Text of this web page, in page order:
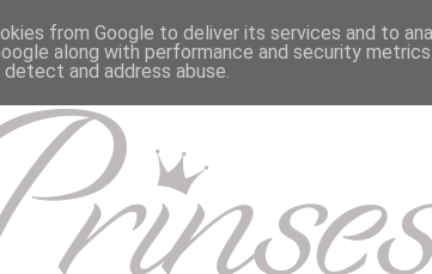
from Google to deliver its services and to
along with performance and security
and address abuse.